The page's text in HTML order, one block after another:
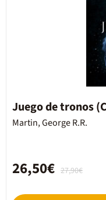
Juego de tronos
Martin, George R.R.
27,90€
26,50€